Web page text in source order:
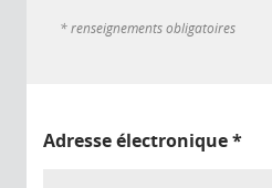
* renseignements obligatoires
Adresse électronique*